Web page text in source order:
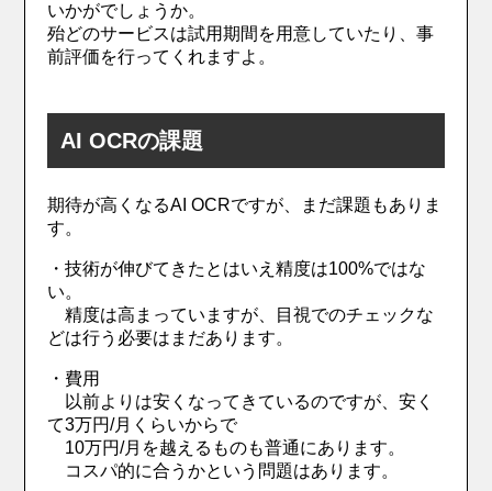
いかがでしょうか。
殆どのサービスは試用期間を用意していたり、事
前評価を行ってくれますよ。
AI OCRの課題
期待が高くなるAI OCRですが、まだ課題もありま
す。
・技術が伸びてきたとはいえ精度は100%ではな
い。
精度は高まっていますが、目視でのチェックな
どは行う必要はまだあります。
・費用
以前よりは安くなってきているのですが、安く
て3万円/月くらいからで
10万円/月を越えるものも普通にあります。
コスパ的に合うかという問題はあります。